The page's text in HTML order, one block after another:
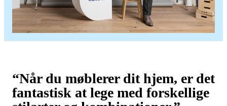
“Når du møblerer dit hjem, er det
fantastisk at lege med forskellige